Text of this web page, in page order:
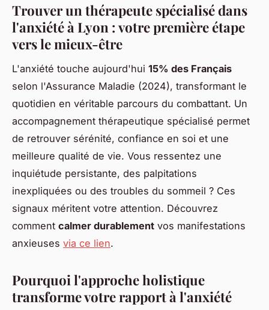
Trouver un thérapeute spécialisé dans
l'anxiété à Lyon : votre première étape
vers le mieux-être
L'anxiété touche aujourd'hui 15% des Français
selon l'Assurance Maladie (2024), transformant le
quotidien en véritable parcours du combattant. Un
accompagnement thérapeutique spécialisé permet
de retrouver sérénité, confiance en soi et une
meilleure qualité de vie. Vous ressentez une
inquiétude persistante, des palpitations
inexpliquées ou des troubles du sommeil ? Ces
signaux méritent votre attention. Découvrez
comment calmer durablement vos manifestations
anxieuses via ce lien.
Pourquoi l'approche holistique
transforme votre rapport à l'anxiété